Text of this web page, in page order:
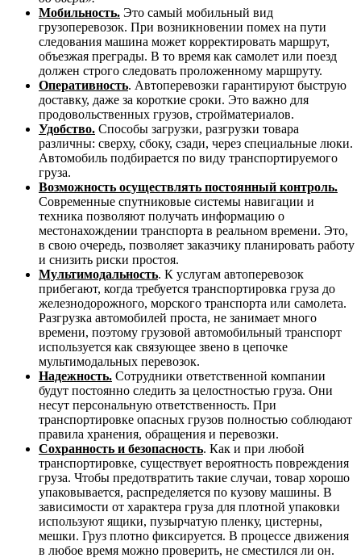
Мобильность. Это самый мобильный вид
грузоперевозок. При возникновении помех на пути
следования машина может корректировать маршрут,
объезжая преграды. В то время как самолет или поезд
должен строго следовать проложенному маршруту.
Оперативность. Автоперевозки гарантируют быструю
доставку, даже за короткие сроки. Это важно для
продовольственных грузов, стройматериалов.
Удобство. Способы загрузки, разгрузки товара
различны: сверху, сбоку, сзади, через специальные люки.
Автомобиль подбирается по виду транспортируемого
груза.
Возможность осуществлять постоянный контроль.
Современные спутниковые системы навигации и
техника позволяют получать информацию о
местонахождении транспорта в реальном времени. Это,
в свою очередь, позволяет заказчику планировать работу
и снизить риски простоя.
Мультимодальность. К услугам автоперевозок
прибегают, когда требуется транспортировка груза до
железнодорожного, морского транспорта или самолета.
Разгрузка автомобилей проста, не занимает много
времени, поэтому грузовой автомобильный транспорт
используется как связующее звено в цепочке
мультимодальных перевозок.
Надежность. Сотрудники ответственной компании
будут постоянно следить за целостностью груза. Они
несут персональную ответственность. При
транспортировке опасных грузов полностью соблюдают
правила хранения, обращения и перевозки.
Сохранность и безопасность. Как и при любой
транспортировке, существует вероятность повреждения
груза. Чтобы предотвратить такие случаи, товар хорошо
упаковывается, распределяется по кузову машины. В
зависимости от характера груза для плотной упаковки
используют ящики, пузырчатую пленку, цистерны,
мешки. Груз плотно фиксируется. В процессе движения
в любое время можно проверить, не сместился ли он.